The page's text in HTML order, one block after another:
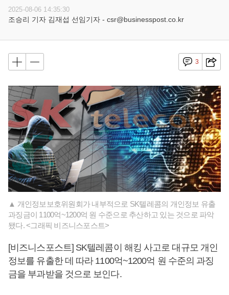
2025-08-06 14:35:30
조승리 기자 김재섭 선임기자 - csr@businesspost.co.kr
3
▲ 개인정보보호위원회가 내부적으로 SK텔레콤의 개인정보 유출
과징금이 1100억~1200억 원 수준으로 추산하고 있는 것으로 파악
됐다. <그래픽 비즈니스포스트>
[비즈니스포스트] SK텔레콤이 해킹 사고로 대규모 개인
정보를 유출한 데 따라 1100억~1200억 원 수준의 과징
금을 부과받을 것으로 보인다.